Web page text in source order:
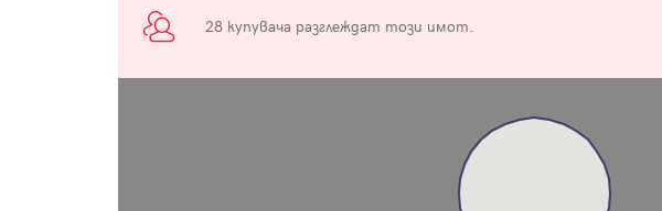
28 купувача разглеждат този имот.